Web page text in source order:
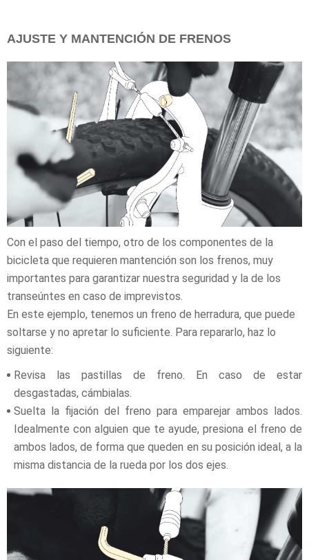
AJUSTE Y MANTENCIÓN DE FRENOS
Con el paso del tiempo, otro de los componentes de la
bicicleta que requieren mantención son los frenos, muy
importantes para garantizar nuestra seguridad y la de los
transeúntes en caso de imprevistos.
En este ejemplo, tenemos un freno de herradura, que puede
soltarse y no apretar lo suficiente. Para repararlo, haz lo
siguiente:
Revisa las pastillas de freno. En caso de estar
desgastadas, cámbialas.
Suelta la fijación del freno para emparejar ambos lados.
Idealmente con alguien que te ayude, presiona el freno de
ambos lados, de forma que queden en su posición ideal, a la
misma distancia de la rueda por los dos ejes.